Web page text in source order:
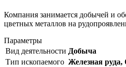
Компания занимается добычей и
цветных металлов на
Параметры
Вид деятельности Добыча
Тип ископаемого Железная руда,